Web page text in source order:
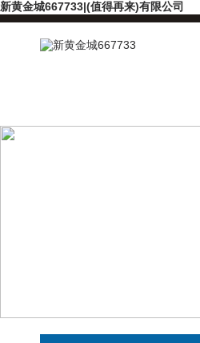
新黄金城667733|(值得再来)有限公司